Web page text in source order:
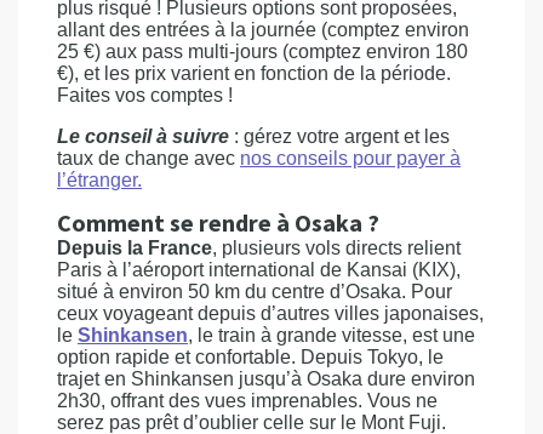
plus risqué ! Plusieurs options sont proposées,
allant des entrées à la journée (comptez environ
25 €) aux pass multi-jours (comptez environ 180
€), et les prix varient en fonction de la période.
Faites vos comptes !
Le conseil à suivre : gérez votre argent et les
taux de change avec nos conseils pour payer à
l’étranger.
Comment se rendre à Osaka ?
Depuis la France, plusieurs vols directs relient
Paris à l’aéroport international de Kansai (KIX),
situé à environ 50 km du centre d’Osaka. Pour
ceux voyageant depuis d’autres villes japonaises,
le Shinkansen, le train à grande vitesse, est une
option rapide et confortable. Depuis Tokyo, le
trajet en Shinkansen jusqu’à Osaka dure environ
2h30, offrant des vues imprenables. Vous ne
serez pas prêt d’oublier celle sur le Mont Fuji.